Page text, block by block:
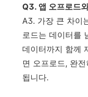
Q3. 앱 오프로드
A3. 가장 큰 차이
로드는 데이터를
데이터까지 함께
면 오프로드, 완
됩니다.